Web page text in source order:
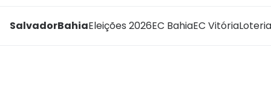
SalvadorBahiaEleições 2026EC BahiaEC Vitória